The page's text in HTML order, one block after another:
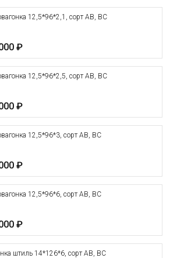
12,5*96*2,1, сорт АВ, ВС
₽
12,5*96*2,5, сорт АВ, ВС
₽
12,5*96*3, сорт АВ, ВС
₽
12,5*96*6, сорт АВ, ВС
₽
штиль 14*126*6, сорт АВ, ВС